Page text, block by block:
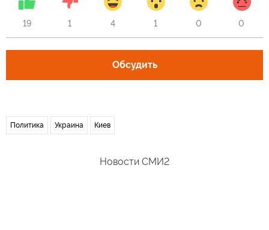
19 1 4 1 0 0
Обсудить
Политика Украина Киев
Новости СМИ2